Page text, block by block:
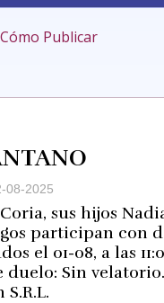
Cómo Publicar
08-2025
sus hijos
participan con
el 01-08, a las
duelo: Sin